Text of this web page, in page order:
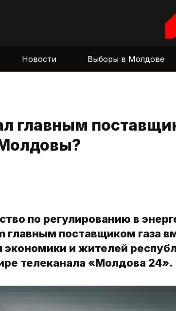
Новости Выборы в Молдове
главным
по регулированию в
главным поставщиком газа
экономики и жителей
телеканала «Молдова 24».